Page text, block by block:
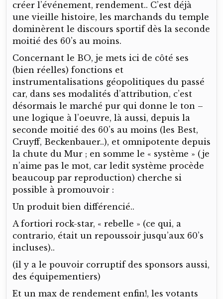
créer l’événement, rendement.. C’est déjà
une vieille histoire, les marchands du temple
dominèrent le discours sportif dès la seconde
moitié des 60’s au moins.
Concernant le BO, je mets ici de côté ses
(bien réelles) fonctions et
instrumentalisations géopolitiques du passé
car, dans ses modalités d’attribution, c’est
désormais le marché pur qui donne le ton –
une logique à l’oeuvre, là aussi, depuis la
seconde moitié des 60’s au moins (les Best,
Cruyff, Beckenbauer..), et omnipotente depuis
la chute du Mur ; en somme le « système » (je
n’aime pas le mot, car ledit système procède
beaucoup par reproduction) cherche si
possible à promouvoir :
Un produit bien différencié..
A fortiori rock-star, « rebelle » (ce qui, a
contrario, était un repoussoir jusqu’aux 60’s
incluses)..
(il y a le pouvoir corruptif des sponsors aussi,
des équipementiers)
Et un max de rendement enfin!, les votants